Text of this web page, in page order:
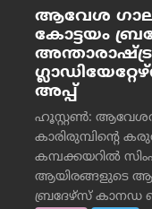
ആവേശ
കോട്ടയം
അപ്പ്
ഹൂസ്റ്റണ്‍:
കാരിരുമ്പിന്റെ
കമ്പക്കയറില്‍
ആയിരങ്ങളുടെ
ബ്രദേഴ്‌സ് കാനഡ